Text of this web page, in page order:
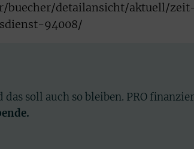
buecher/detailansicht/aktuell/
94008/
soll auch so bleiben. PRO